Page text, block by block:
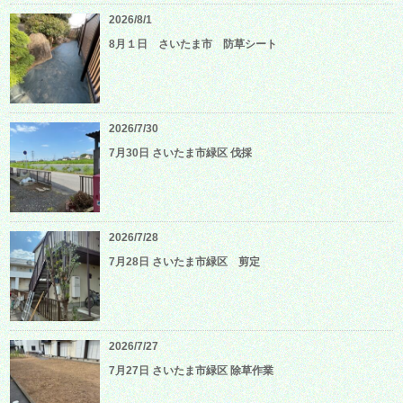
2026/8/1
8月１日 さいたま市 防草シート
2026/7/30
7月30日 さいたま市緑区 伐採
2026/7/28
7月28日 さいたま市緑区 剪定
2026/7/27
7月27日 さいたま市緑区 除草作業